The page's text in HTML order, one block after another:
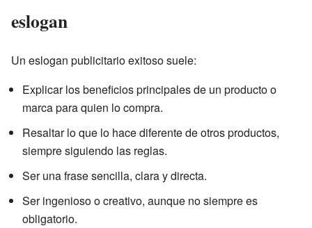
eslogan
Un eslogan publicitario exitoso suele:
Explicar los beneficios principales de un producto o
marca para quien lo compra.
Resaltar lo que lo hace diferente de otros productos,
siempre siguiendo las reglas.
Ser una frase sencilla, clara y directa.
Ser ingenioso o creativo, aunque no siempre es
obligatorio.